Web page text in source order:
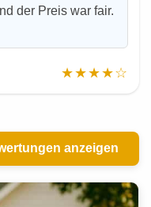
der Preis war fair.
★★★★☆
anzeigen